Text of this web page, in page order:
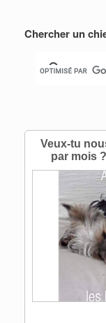
Chercher un